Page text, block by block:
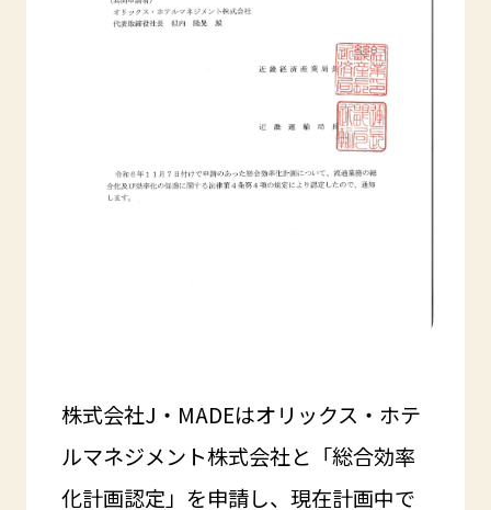
株式会社J・MADEはオリックス・ホテ
ルマネジメント株式会社と「総合効率
化計画認定」を申請し、現在計画中で